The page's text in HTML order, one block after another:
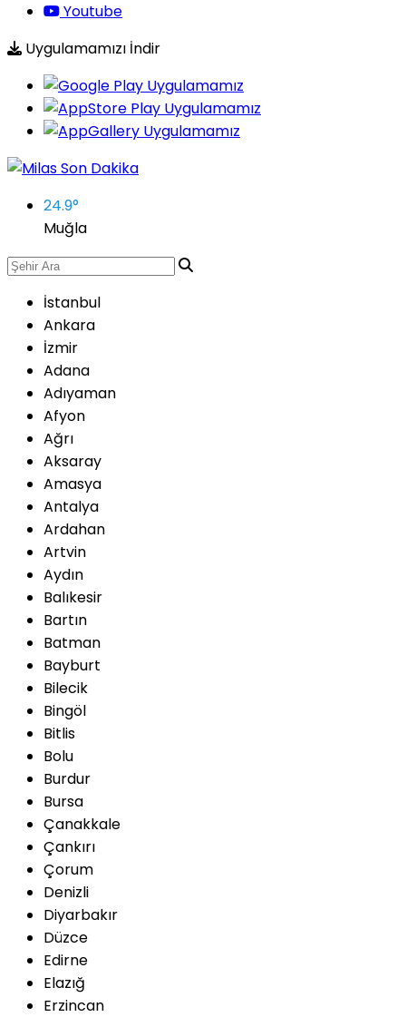
Youtube
Uygulamamızı İndir
24.9°
Muğla
İstanbul
Ankara
İzmir
Adana
Adıyaman
Afyon
Ağrı
Aksaray
Amasya
Antalya
Ardahan
Artvin
Aydın
Balıkesir
Bartın
Batman
Bayburt
Bilecik
Bingöl
Bitlis
Bolu
Burdur
Bursa
Çanakkale
Çankırı
Çorum
Denizli
Diyarbakır
Düzce
Edirne
Elazığ
Erzincan